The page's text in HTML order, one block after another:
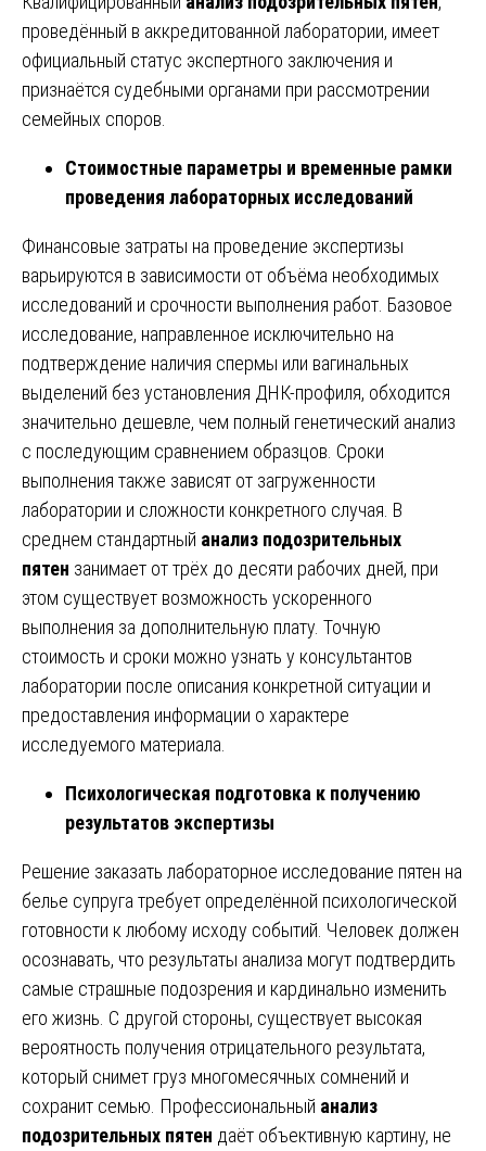
проведённый в аккредитованной лаборатории, имеет
официальный статус экспертного заключения и
признаётся судебными органами при рассмотрении
семейных споров.
Стоимостные параметры и временные рамки
проведения лабораторных исследований
Финансовые затраты на проведение экспертизы
варьируются в зависимости от объёма необходимых
исследований и срочности выполнения работ. Базовое
исследование, направленное исключительно на
подтверждение наличия спермы или вагинальных
выделений без установления ДНК-профиля, обходится
значительно дешевле, чем полный генетический анализ
с последующим сравнением образцов. Сроки
выполнения также зависят от загруженности
лаборатории и сложности конкретного случая. В
среднем стандартный анализ подозрительных
пятен занимает от трёх до десяти рабочих дней, при
этом существует возможность ускоренного
выполнения за дополнительную плату. Точную
стоимость и сроки можно узнать у консультантов
лаборатории после описания конкретной ситуации и
предоставления информации о характере
исследуемого материала.
Психологическая подготовка к получению
результатов экспертизы
Решение заказать лабораторное исследование пятен на
белье супруга требует определённой психологической
готовности к любому исходу событий. Человек должен
осознавать, что результаты анализа могут подтвердить
самые страшные подозрения и кардинально изменить
его жизнь. С другой стороны, существует высокая
вероятность получения отрицательного результата,
который снимет груз многомесячных сомнений и
сохранит семью. Профессиональный анализ
подозрительных пятен даёт объективную картину, не